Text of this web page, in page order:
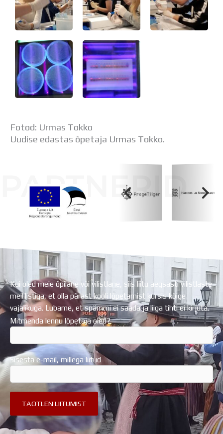
Fotod: Urmas Tokko
Uudise edastas õpetaja Urmas Tokko.
PARTNERID
Kui oled meie õpilane või vilistlane, siis liitu aegsasti vilistlaste
meililistiga, et olla pärast kooli lõpetamist kursis kõige
vajalikuga. Lubame, et spämmi ei saada ja liiga tihti ei kirjuta.
Mitmenda lennu lõpetaja oled?
Sisesta e-mail, millega liitud